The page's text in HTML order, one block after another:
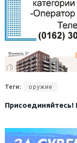
Теги: оружие
Присоединяйтесь!